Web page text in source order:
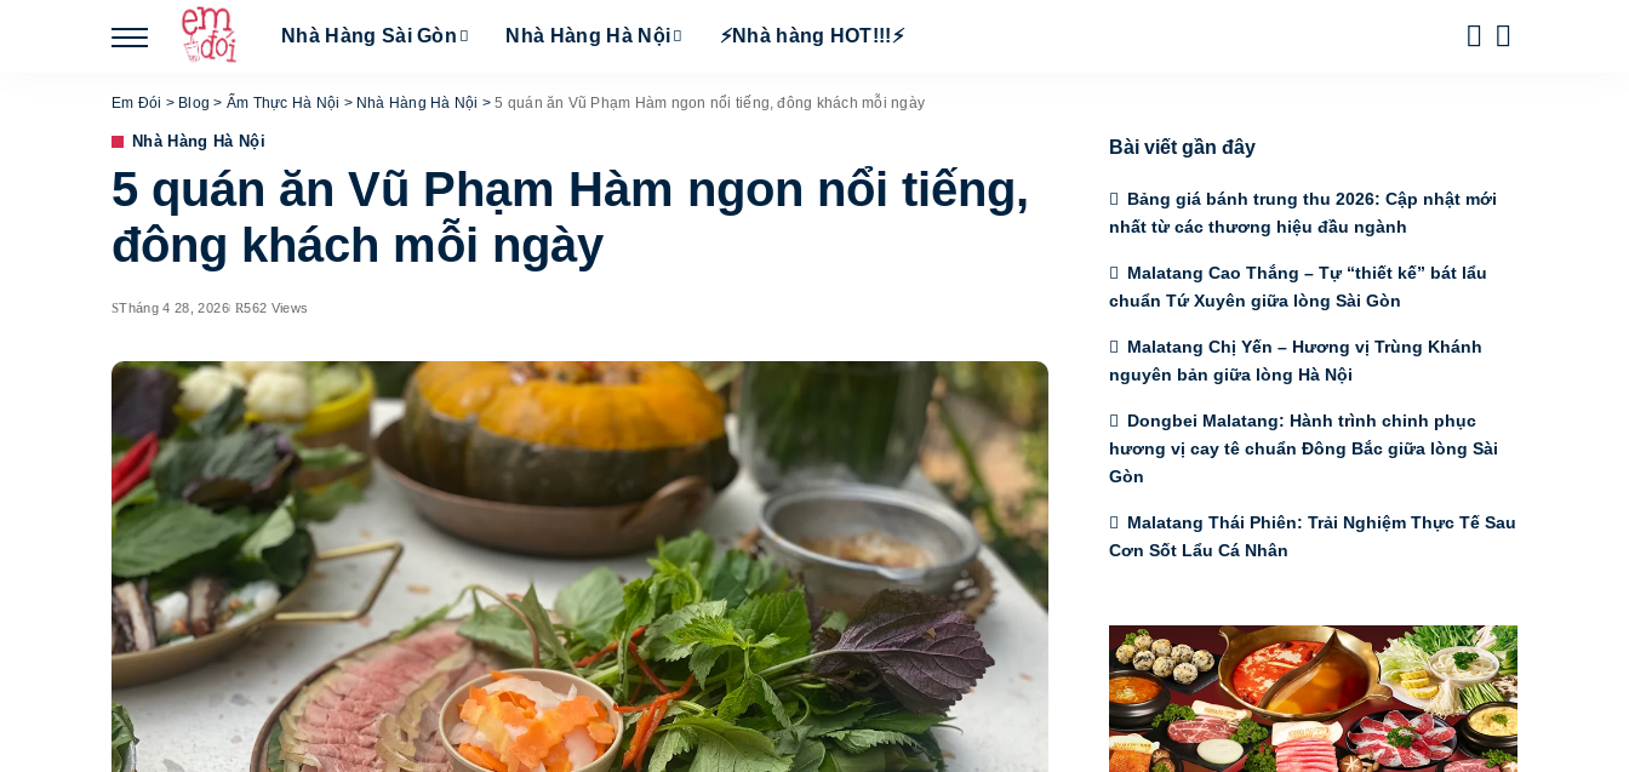
Nhà Hàng Sài Gòn Nhà Hàng Hà Nội ⚡Nhà hàng HOT!!!⚡
Em Đói > Blog > Ẩm Thực Hà Nội > Nhà Hàng Hà Nội >5 quán ăn Vũ Phạm Hàm ngon nổi tiếng, đông khách mỗi ngày
Nhà Hàng Hà Nội
5 quán ăn Vũ Phạm Hàm ngon nổi tiếng,
đông khách mỗi ngày
Tháng 4 28, 2026 562 Views
Bài viết gần đây
Bảng giá bánh trung thu 2026: Cập nhật mới
nhất từ các thương hiệu đầu ngành
Malatang Cao Thắng – Tự “thiết kế” bát lẩu
chuẩn Tứ Xuyên giữa lòng Sài Gòn
Malatang Chị Yến – Hương vị Trùng Khánh
nguyên bản giữa lòng Hà Nội
Dongbei Malatang: Hành trình chinh phục
hương vị cay tê chuẩn Đông Bắc giữa lòng Sài
Gòn
Malatang Thái Phiên: Trải Nghiệm Thực Tế Sau
Cơn Sốt Lẩu Cá Nhân